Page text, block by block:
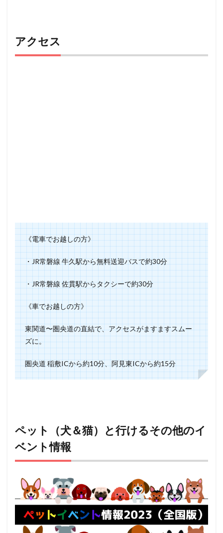
アクセス
《電車でお越しの方》
・JR常磐線 牛久駅から無料送迎バスで約30分
・JR常磐線 佐貫駅からタクシーで約30分
《車でお越しの方》
東関道〜圏央道の直結で、アクセスがますますスムー
ズに。
圏央道 稲敷ICから約10分、阿見東ICから約15分
ペット（犬＆猫）と行けるその他のイ
ベント情報